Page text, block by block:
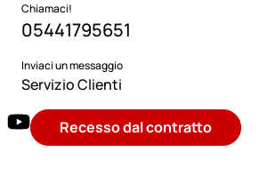
Chiamaci!
05441795651
Inviaci un messaggio
Servizio Clienti
Recesso dal contratto